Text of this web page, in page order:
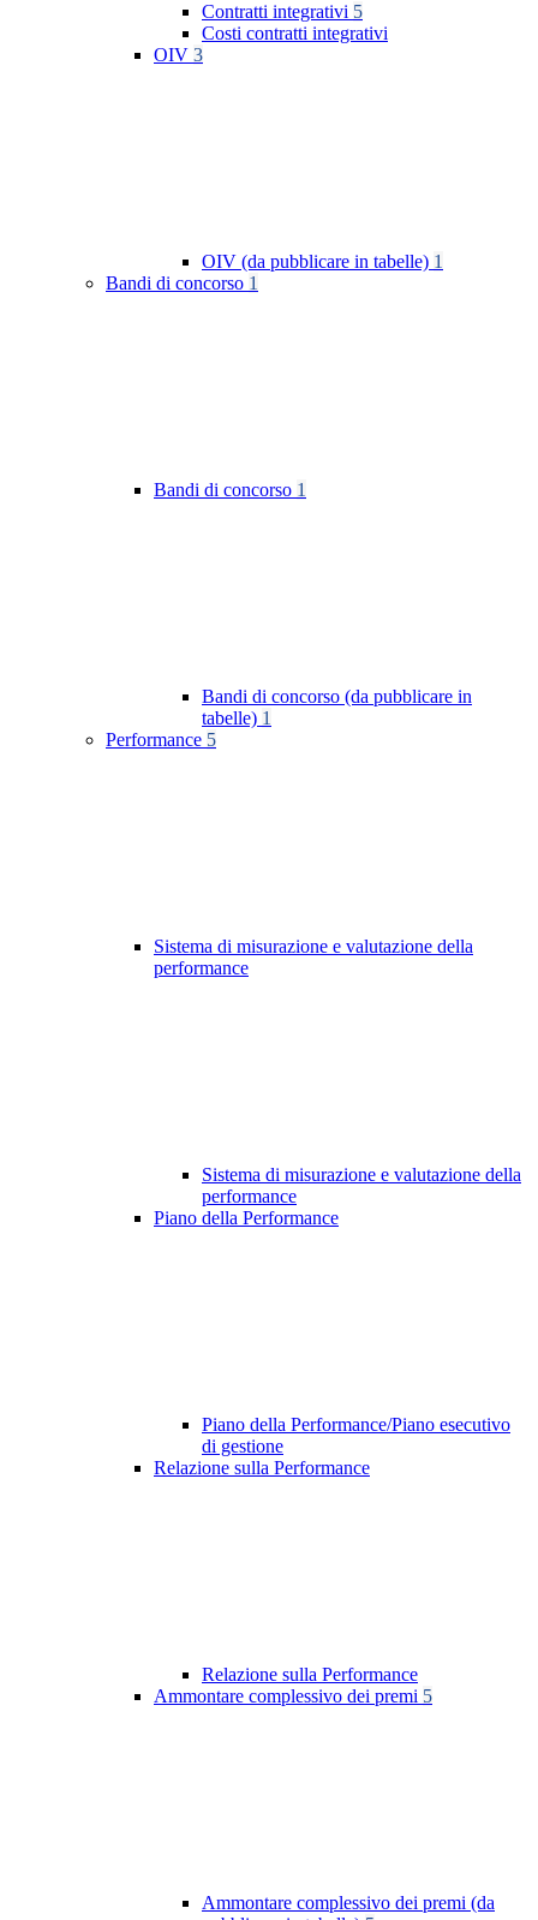
Contratti integrativi 5
Costi contratti integrativi
OIV 3
OIV (da pubblicare in tabelle) 1
Bandi di concorso 1
Bandi di concorso 1
Bandi di concorso (da pubblicare in
tabelle) 1
Performance 5
Sistema di misurazione e valutazione della
performance
Sistema di misurazione e valutazione della
performance
Piano della Performance
Piano della Performance/Piano esecutivo
di gestione
Relazione sulla Performance
Relazione sulla Performance
Ammontare complessivo dei premi 5
Ammontare complessivo dei premi (da